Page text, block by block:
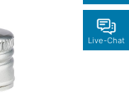
Live-Chat